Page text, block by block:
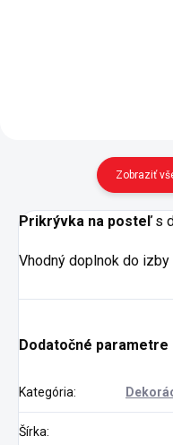
Zobraziť
Prikrývka na posteľs
Vhodný doplnok do izby
Dodatočné parametre
Kategória:
Šírka: